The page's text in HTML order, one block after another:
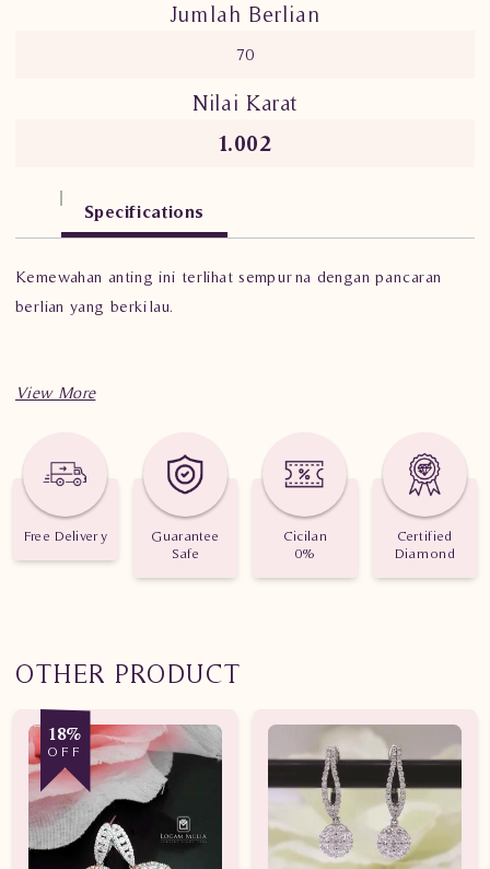
Jumlah Berlian
70
Nilai Karat
1.002
Specifications
Kemewahan anting ini terlihat sempurna dengan pancaran
berlian yang berkilau.
Spesifikasi penting untuk perhiasan Anting Berlian Wanita
Berat: 3.560 gram
Jumlah berlian: 70 buah
Nilai karat: 1.002 karat
Free Delivery
Guarantee
Safe
Cicilan
0%
Certified
Diamond
OTHER PRODUCT
18%
OFF